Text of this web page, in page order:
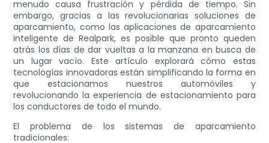
menudo causa frustración y pérdida de tiempo. Sin
embargo, gracias a las revolucionarias soluciones de
aparcamiento, como las aplicaciones de aparcamiento
inteligente de Realpark, es posible que pronto queden
atrás los días de dar vueltas a la manzana en busca de
un lugar vacío. Este artículo explorará cómo estas
tecnologías innovadoras están simplificando la forma en
que estacionamos nuestros automóviles y
revolucionando la experiencia de estacionamiento para
los conductores de todo el mundo.
El problema de los sistemas de aparcamiento
tradicionales: